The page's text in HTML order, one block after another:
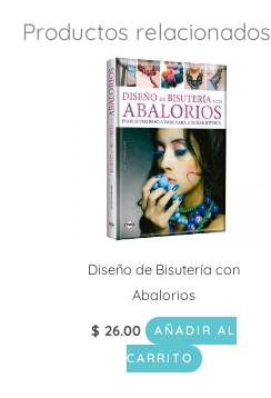
Productos relacionados
Diseño de Bisutería con
Abalorios
$ 26.00
AÑADIR AL
CARRITO